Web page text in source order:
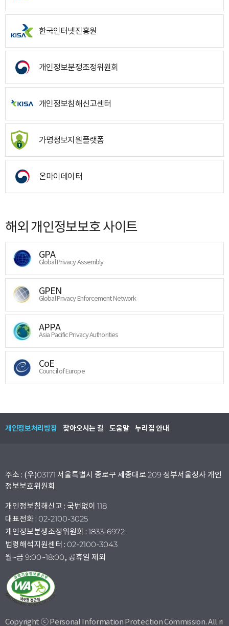
한국인터넷진흥원
개인정보분쟁조정위원회
개인정보침해신고센터
가명정보지원플랫폼
온마이데이터
해외 개인정보보호 사이트
GPA
Global Privacy Assembly
GPEN
Global Privacy Enforcement Network
APPA
Asia Pacific Privacy Authorities
CoE
Council of Europe
개인정보처리방침 찾아오시는 길 도움말 누리집 안내
주소 : (우)03171 서울특별시 종로구 세종대로 209 정부서울청사 개인
정보보호위원회
개인정보침해신고 : 국번없이 118
대표전화 : 02-2100-3025
개인정보분쟁조정위원회 : 1833-6972
법령해석지원센터 : 02-2100-3043
월~금 9:00~18:00, 공휴일 제외
Copyright ⓒ Personal Information Protection Commission. All ri